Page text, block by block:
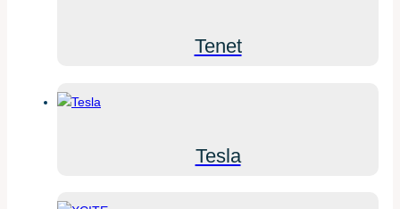
Tenet
Tesla